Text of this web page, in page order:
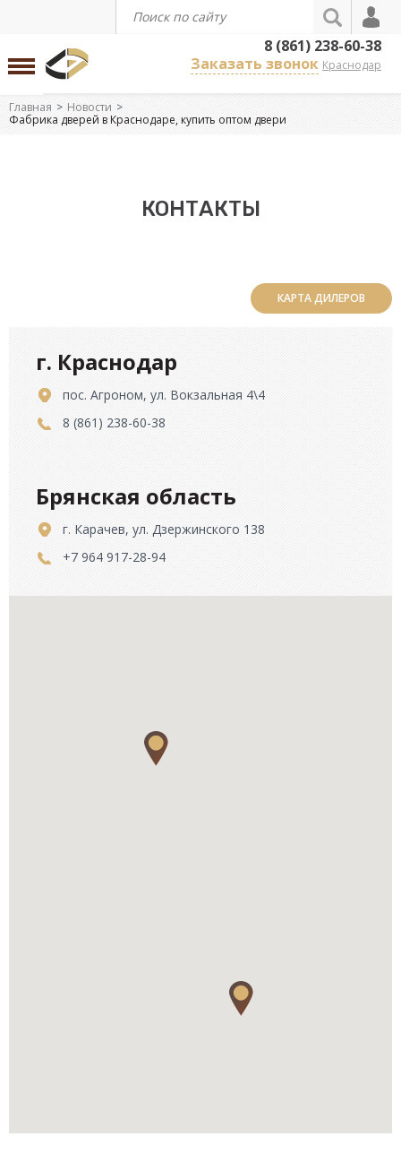
8 (861) 238-60-38
Заказать звонок Краснодар
Главная
Новости
Фабрика дверей в Краснодаре, купить оптом двери
КОНТАКТЫ
КАРТА ДИЛЕРОВ
г. Краснодар
пос. Агроном, ул. Вокзальная 4\4
8 (861) 238-60-38
Брянская область
г. Карачев, ул. Дзержинского 138
+7 964 917-28-94